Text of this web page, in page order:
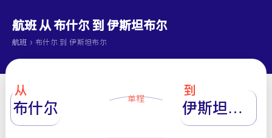
航班 从 布什尔 到 伊斯坦布尔
航班 › 布什尔 到 伊斯坦布尔
从
布什尔 单程
到
伊斯坦布尔